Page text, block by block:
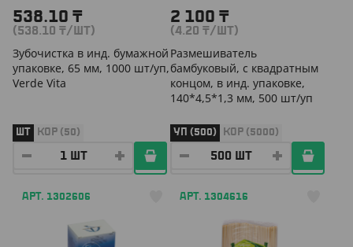
538.10 ₸
(538.10 ₸/ШТ)
Зубочистка в инд. бумажной
упаковке, 65 мм, 1000 шт/уп,
Verde Vita
ШТ КОР (50)
2 100 ₸
(4.20 ₸/ШТ)
Размешиватель
бамбуковый, с квадратным
концом, в инд. упаковке,
140*4,5*1,3 мм, 500 шт/уп
УП (500) КОР (5000)
АРТ. 1302606 АРТ. 1304616